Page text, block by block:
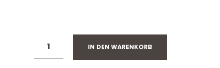
IN DEN WARENKORB